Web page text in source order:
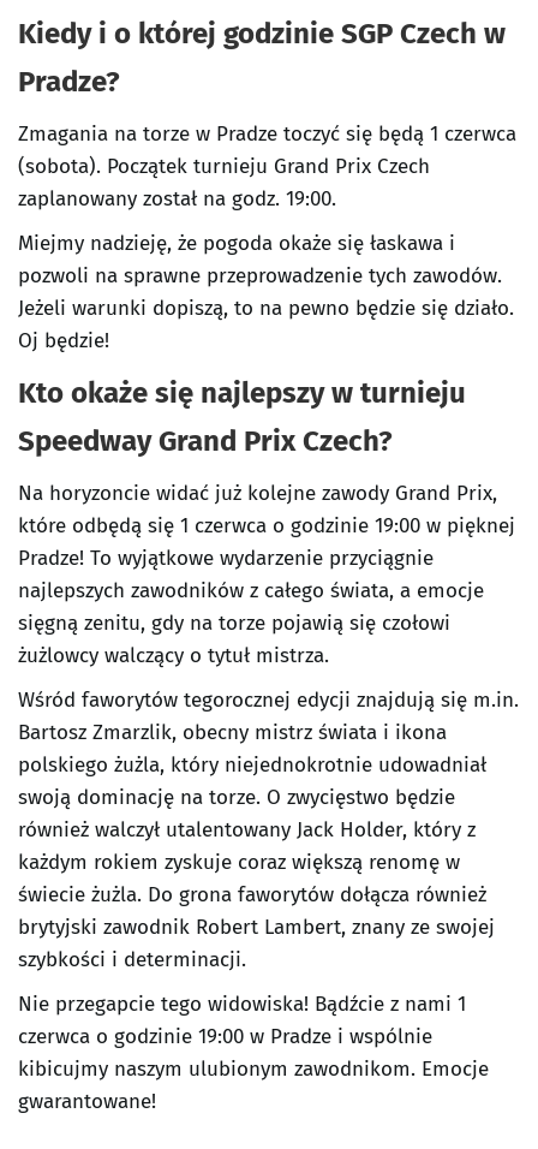
Kiedy i o której godzinie SGP Czech w
Pradze?
Zmagania na torze w Pradze toczyć się będą 1 czerwca
(sobota). Początek turnieju Grand Prix Czech
zaplanowany został na godz. 19:00.
Miejmy nadzieję, że pogoda okaże się łaskawa i
pozwoli na sprawne przeprowadzenie tych zawodów.
Jeżeli warunki dopiszą, to na pewno będzie się działo.
Oj będzie!
Kto okaże się najlepszy w turnieju
Speedway Grand Prix Czech?
Na horyzoncie widać już kolejne zawody Grand Prix,
które odbędą się 1 czerwca o godzinie 19:00 w pięknej
Pradze! To wyjątkowe wydarzenie przyciągnie
najlepszych zawodników z całego świata, a emocje
sięgną zenitu, gdy na torze pojawią się czołowi
żużlowcy walczący o tytuł mistrza.
Wśród faworytów tegorocznej edycji znajdują się m.in.
Bartosz Zmarzlik, obecny mistrz świata i ikona
polskiego żużla, który niejednokrotnie udowadniał
swoją dominację na torze. O zwycięstwo będzie
również walczył utalentowany Jack Holder, który z
każdym rokiem zyskuje coraz większą renomę w
świecie żużla. Do grona faworytów dołącza również
brytyjski zawodnik Robert Lambert, znany ze swojej
szybkości i determinacji.
Nie przegapcie tego widowiska! Bądźcie z nami 1
czerwca o godzinie 19:00 w Pradze i wspólnie
kibicujmy naszym ulubionym zawodnikom. Emocje
gwarantowane!